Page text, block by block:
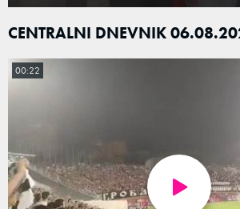
CENTRALNI DNEVNIK
00:22